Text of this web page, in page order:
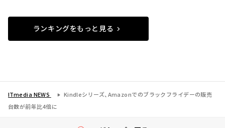
ランキングをもっと見る
ITmedia NEWS
Kindleシリーズ、Amazonでのブラックフライデーの販売
台数が前年比4倍に